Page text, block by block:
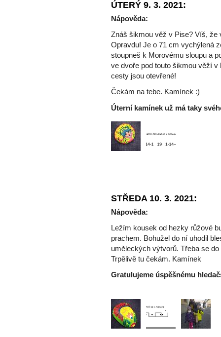
ÚTERÝ 9. 3. 2021:
Nápověda:
Znáš šikmou věž v Pise? Víš, že
Opravdu! Je o 71 cm vychýlená
stoupneš k Morovému sloupu a
ve dvoře pod touto šikmou věží
cesty jsou otevřené!
Čekám na tebe. Kamínek :)
Úterní kamínek už má taky
STŘEDA 10. 3. 2021:
Nápověda:
Ležím kousek od hezky růžové
prachem. Bohužel do ní uhodil
uměleckých výtvorů. Třeba se
Trpělivě tu čekám. Kamínek
Gratulujeme úspěšnému